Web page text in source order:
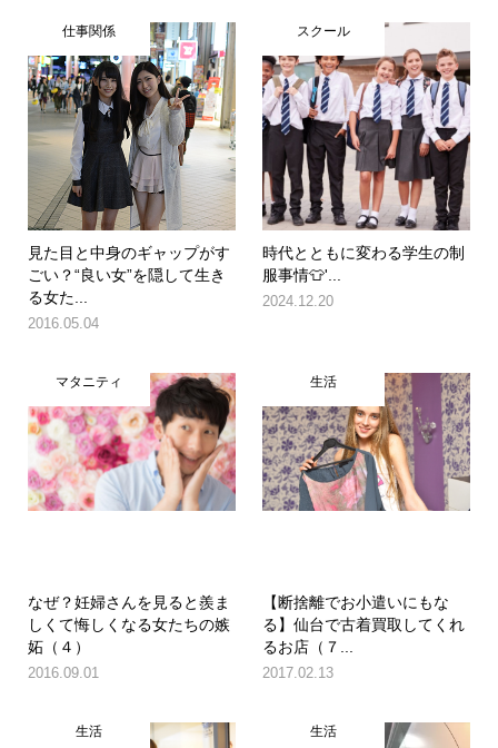
仕事関係
見た目と中身のギャップがす
ごい？“良い女”を隠して生き
る女た...
2016.05.04
スクール
時代とともに変わる学生の制
服事情👕'...
2024.12.20
マタニティ
なぜ？妊婦さんを見ると羨ま
しくて悔しくなる女たちの嫉
妬（４）
2016.09.01
生活
【断捨離でお小遣いにもな
る】仙台で古着買取してくれ
るお店（７...
2017.02.13
生活 生活